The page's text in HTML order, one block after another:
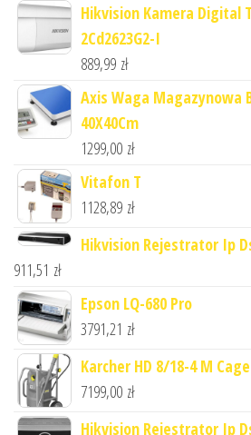
Hikvision Kamera Digital
2Cd2623G2-I
889,99 zł
Axis Waga Magazynowa
40X40Cm
1299,00 zł
Vitafon T
1128,89 zł
Hikvision Rejestrator Ip
911,51 zł
Epson LQ-680 Pro
3791,21 zł
Karcher HD 8/18-4 M
7199,00 zł
Hikvision Rejestrator Ip